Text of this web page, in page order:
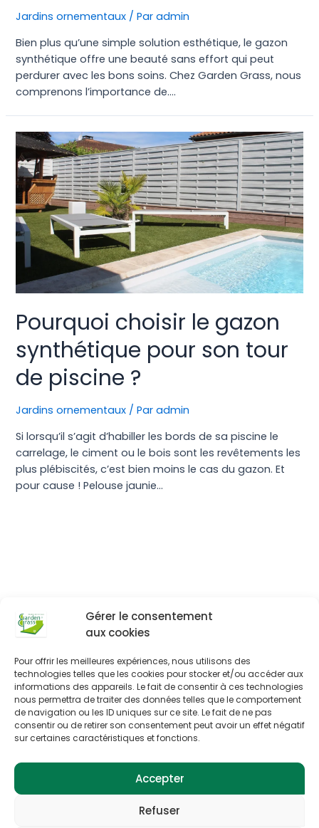
Gérer le consentement
aux cookies
Pour offrir les meilleures expériences, nous utilisons des
technologies telles que les cookies pour stocker et/ou accéder aux
informations des appareils. Le fait de consentir à ces technologies
nous permettra de traiter des données telles que le comportement
de navigation ou les ID uniques sur ce site. Le fait de ne pas
consentir ou de retirer son consentement peut avoir un effet négatif
sur certaines caractéristiques et fonctions.
Accepter
Refuser
Jardins ornementaux / Paradmin
Bien plus qu’une simple solution esthétique, le gazon
synthétique offre une beauté sans effort qui peut
perdurer avec les bons soins. Chez Garden Grass, nous
comprenons l’importance de….
Pourquoi choisir le gazon
synthétique pour son tour
de piscine ?
Jardins ornementaux / Paradmin
Si lorsqu’il s’agit d’habiller les bords de sa piscine le
carrelage, le ciment ou le bois sont les revêtements les
plus plébiscités, c’est bien moins le cas du gazon. Et
pour cause ! Pelouse jaunie…
Parlons
ensemble de
votre projet,
contactez-nous !
Garden Grass
66 avenue Saint-Michel
82360 Lamagistère
05 63 29 20 45
info@gardengrass.fr